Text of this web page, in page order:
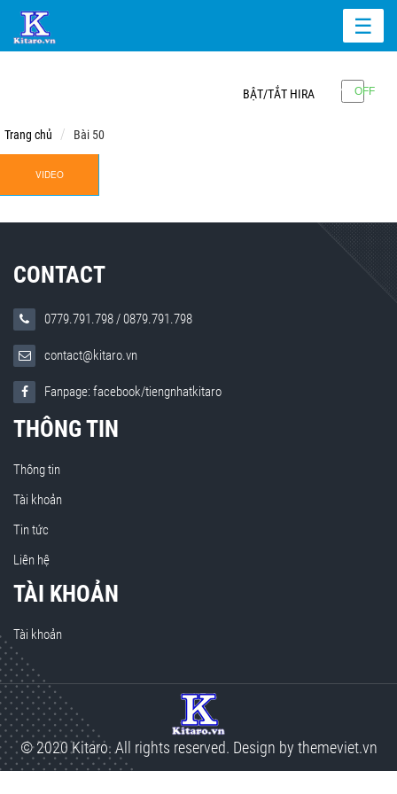
☰
BẬT/TẮT HIRA
Trang chủ Bài 50
VIDEO
CONTACT
0779.791.798/0879.791.798
contact@kitaro.vn
Fanpage: facebook/tiengnhatkitaro
THÔNG TIN
Thông tin
Tài khoản
Tin tức
Liên hệ
TÀI KHOẢN
Tài khoản
© 2020 Kitaro. All rights reserved. Design by themeviet.vn